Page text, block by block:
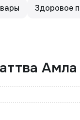
Здоровое